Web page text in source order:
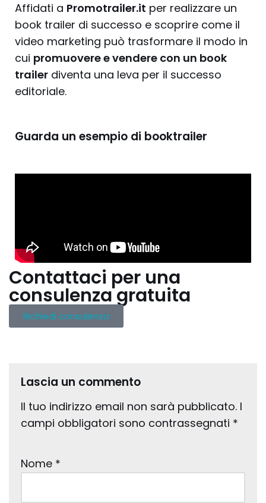
Affidati a Promotrailer.it per realizzare un
book trailer di successo e scoprire come il
video marketing può trasformare il modo in
cui promuovere e vendere con un book
trailer diventa una leva per il successo
editoriale.
Guarda un esempio di booktrailer
Contattaci per una
consulenza gratuita
Richiedi consulenza
Lascia un commento
Il tuo indirizzo email non sarà pubblicato. I
campi obbligatori sono contrassegnati *
Nome *